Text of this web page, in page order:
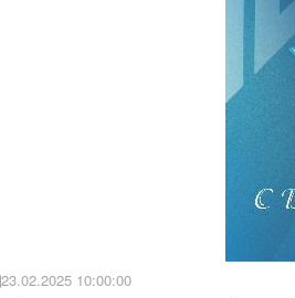
23.02.2025 10:00:00